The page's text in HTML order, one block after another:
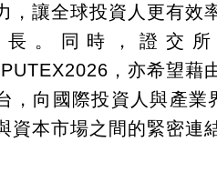
，讓全球投資人更有效
長。同時，證交
，亦希望藉
，向國際投資人與產業
資本市場之間的緊密連